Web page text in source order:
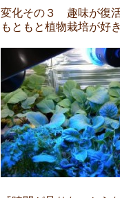
変化その３ 趣味が復
もともと植物栽培が好